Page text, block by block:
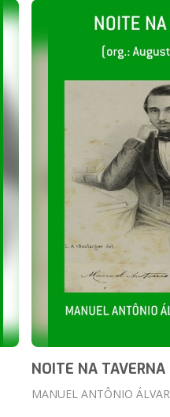
NOITE NA TAVERNA
MANUEL ANTÔNIO